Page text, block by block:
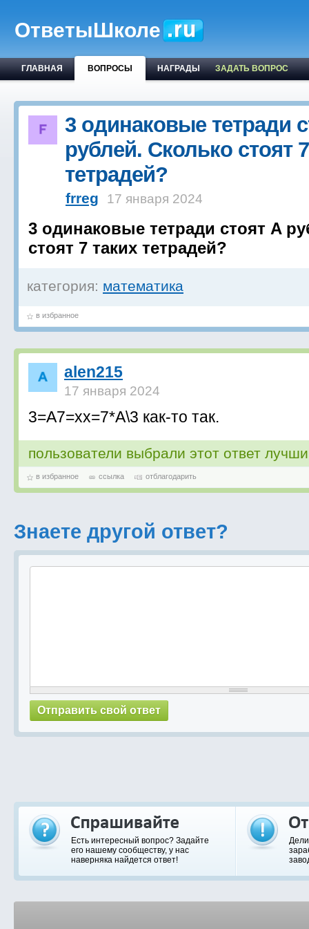
ОтветыШколе
ГЛАВНАЯ ВОПРОСЫ НАГРАДЫ ЗАДАТЬ ВОПРОС
3 одинаковые тетради
рублей. Сколько стоят
тетрадей?
frreg 17 января 2024
3 одинаковые тетради стоят A
стоят 7 таких тетрадей?
категория: математика
в избранное
alen215
17 января 2024
3=А7=хх=7*А\3 как-то так.
пользователи выбрали этот ответ
в избранное ссылка отблагодарить
Знаете другой ответ?
Есть интересный вопрос? Задайте
его нашему сообществу, у нас
наверняка найдется ответ!